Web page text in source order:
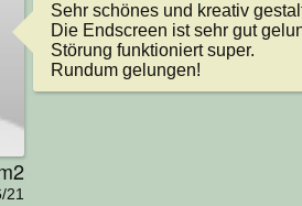
21
Sehr schönes und kreativ
Die Endscreen ist sehr gut
Störung funktioniert super.
Rundum gelungen!